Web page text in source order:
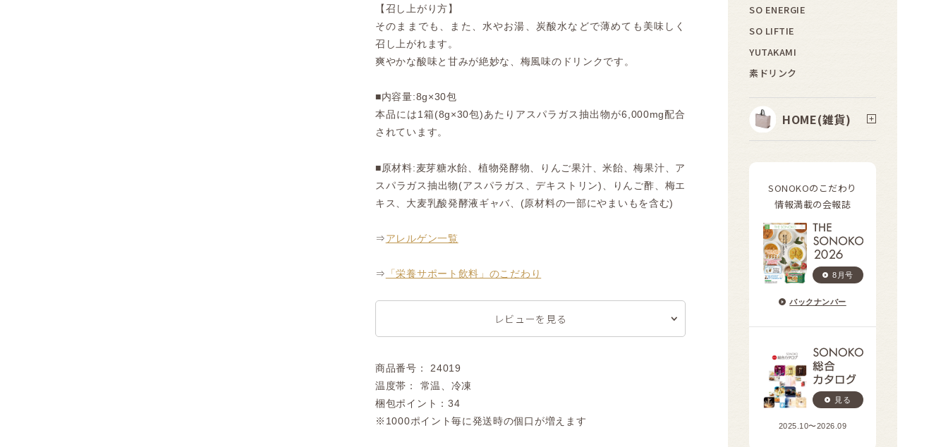
【召し上がり方】
そのままでも、また、水やお湯、炭酸水などで薄めても美味しく
召し上がれます。
爽やかな酸味と甘みが絶妙な、梅風味のドリンクです。
■内容量:8g×30包
本品には1箱(8g×30包)あたりアスパラガス抽出物が6,000mg配合
されています。
■原材料:麦芽糖水飴、植物発酵物、りんご果汁、米飴、梅果汁、ア
スパラガス抽出物(アスパラガス、デキストリン)、りんご酢、梅エ
キス、大麦乳酸発酵液ギャバ、(原材料の一部にやまいもを含む)
⇒アレルゲン一覧
⇒ 「栄養サポート飲料」のこだわり
レビューを見る
商品番号： 24019
温度帯： 常温、冷凍
梱包ポイント：34
※1000ポイント毎に発送時の個口が増えます
SO ENERGIE
SO LIFTIE
YUTAKAMI
素ドリンク
HOME(雑貨)
SONOKOのこだわり
情報満載の会報誌
8月号
バックナンバー
見る
2025.10〜2026.09